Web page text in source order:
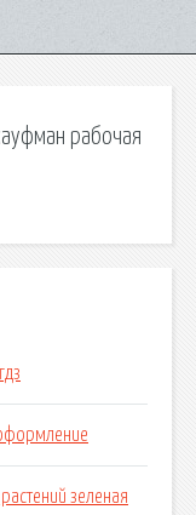
рабочая
зеленая